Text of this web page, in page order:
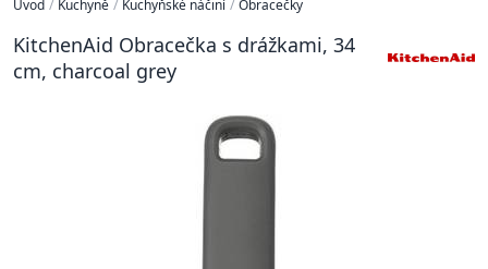
Úvod / Kuchyně / Kuchyňské náčiní / Obracečky
KitchenAid Obracečka s drážkami, 34
cm, charcoal grey